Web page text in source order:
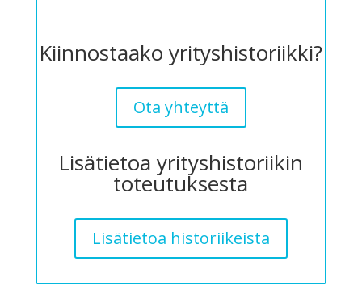
Kiinnostaako yrityshistoriikki?
Ota yhteyttä
Lisätietoa yrityshistoriikin
toteutuksesta
Lisätietoa historiikeista